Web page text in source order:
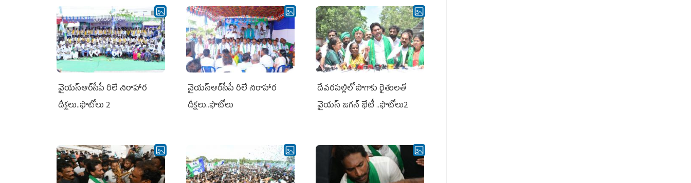
వైయ‌స్ఆర్‌సీపీ రిలే నిరాహార
దీక్షలు..ఫొటోలు 2
వైయ‌స్ఆర్‌సీపీ రిలే నిరాహార
దీక్షలు..ఫొటోలు
దేవరపల్లిలో పొగాకు రైతులతో
వైయస్ జగన్ భేటీ ..ఫొటోలు2